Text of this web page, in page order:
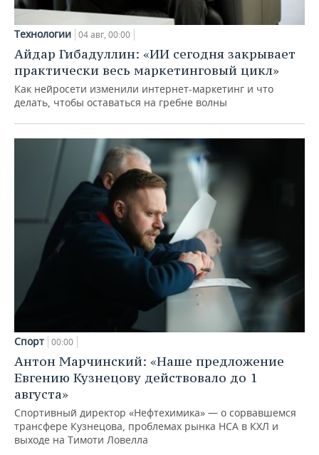
Технологии 04 авг, 00:00
Айдар Гибадуллин: «ИИ сегодня закрывает
практически весь маркетинговый цикл»
Как нейросети изменили интернет-маркетинг и что
делать, чтобы оставаться на гребне волны
Спорт 00:00
Антон Марчинский: «Наше предложение
Евгению Кузнецову действовало до 1
августа»
Спортивный директор «Нефтехимика» — о сорвавшемся
трансфере Кузнецова, проблемах рынка НСА в КХЛ и
выходе на Тимоти Ловелла